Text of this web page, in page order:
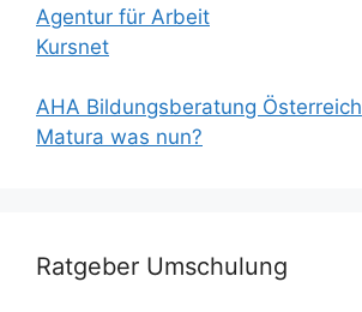
Agentur für Arbeit
Kursnet
AHA Bildungsberatung Österreich
Matura was nun?
Ratgeber Umschulung